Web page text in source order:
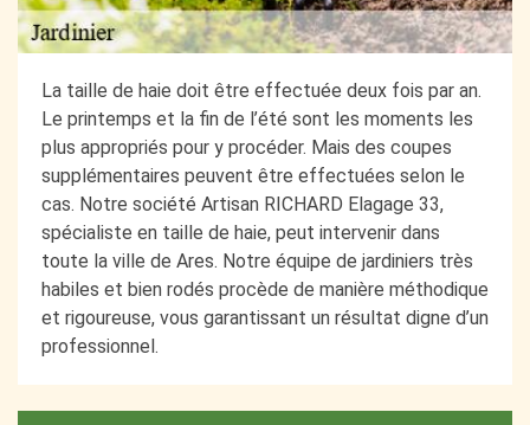
La taille de haie doit être effectuée deux fois par an.
Le printemps et la fin de l’été sont les moments les
plus appropriés pour y procéder. Mais des coupes
supplémentaires peuvent être effectuées selon le
cas. Notre société Artisan RICHARD Elagage 33,
spécialiste en taille de haie, peut intervenir dans
toute la ville de Ares. Notre équipe de jardiniers très
habiles et bien rodés procède de manière méthodique
et rigoureuse, vous garantissant un résultat digne d’un
professionnel.